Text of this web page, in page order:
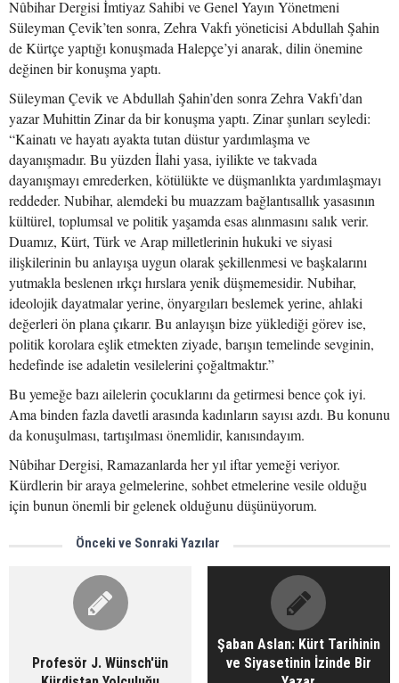
Nûbihar Dergisi İmtiyaz Sahibi ve Genel Yayın Yönetmeni
Süleyman Çevik’ten sonra, Zehra Vakfı yöneticisi Abdullah Şahin
de Kürtçe yaptığı konuşmada Halepçe’yi anarak, dilin önemine
değinen bir konuşma yaptı.
Süleyman Çevik ve Abdullah Şahin’den sonra Zehra Vakfı’dan
yazar Muhittin Zinar da bir konuşma yaptı. Zinar şunları seyledi:
“Kainatı ve hayatı ayakta tutan düstur yardımlaşma ve
dayanışmadır. Bu yüzden İlahi yasa, iyilikte ve takvada
dayanışmayı emrederken, kötülükte ve düşmanlıkta yardımlaşmayı
reddeder. Nubihar, alemdeki bu muazzam bağlantısallık yasasının
kültürel, toplumsal ve politik yaşamda esas alınmasını salık verir.
Duamız, Kürt, Türk ve Arap milletlerinin hukuki ve siyasi
ilişkilerinin bu anlayışa uygun olarak şekillenmesi ve başkalarını
yutmakla beslenen ırkçı hırslara yenik düşmemesidir. Nubihar,
ideolojik dayatmalar yerine, önyargıları beslemek yerine, ahlaki
değerleri ön plana çıkarır. Bu anlayışın bize yüklediği görev ise,
politik korolara eşlik etmekten ziyade, barışın temelinde sevginin,
hedefinde ise adaletin vesilelerini çoğaltmaktır.”
Bu yemeğe bazı ailelerin çocuklarını da getirmesi bence çok iyi.
Ama binden fazla davetli arasında kadınların sayısı azdı. Bu konunu
da konuşulması, tartışılması önemlidir, kanısındayım.
Nûbihar Dergisi, Ramazanlarda her yıl iftar yemeği veriyor.
Kürdlerin bir araya gelmelerine, sohbet etmelerine vesile olduğu
için bunun önemli bir gelenek olduğunu düşünüyorum.
Önceki ve Sonraki Yazılar
Profesör J. Wünsch'ün
Şaban Aslan: Kürt Tarihinin
ve Siyasetinin İzinde Bir